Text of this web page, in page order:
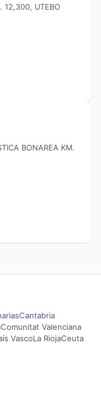
12,300, UTEBO
BONAREA KM.
Cantabria
Comunitat Valenciana
VascoLa RiojaCeuta